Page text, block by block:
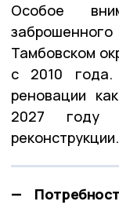
Особое
Тамбовском
с 2010 года.
реновации
2027 году
реконструкции.
—